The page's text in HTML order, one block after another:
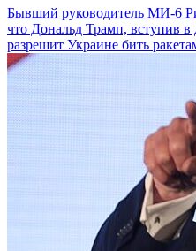
Бывший руководитель МИ-6
что Дональд Трамп, вступив
разрешит Украине бить